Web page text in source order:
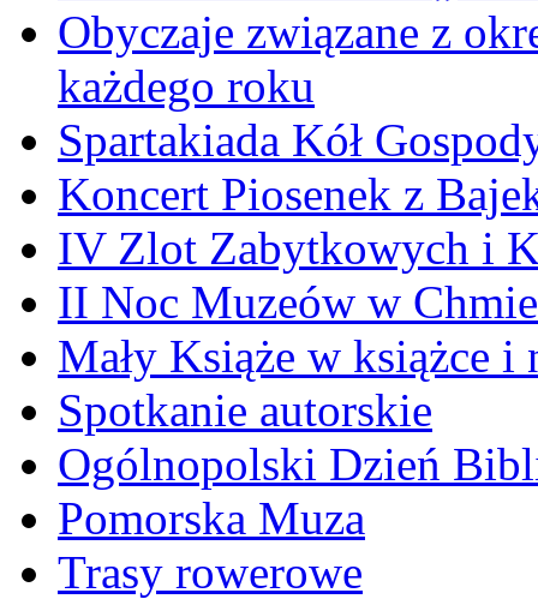
Obyczaje związane z
każdego roku
Spartakiada Kół
Koncert Piosenek z
IV Zlot Zabytkowych i
II Noc Muzeów w
Mały Książe w książce i
Spotkanie autorskie
Ogólnopolski Dzień
Pomorska Muza
Trasy rowerowe